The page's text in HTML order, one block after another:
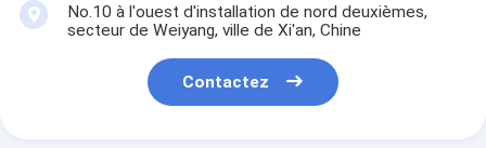
No.10 à l'ouest d'installation de nord deuxièmes,
secteur de Weiyang, ville de Xi'an, Chine
Contactez